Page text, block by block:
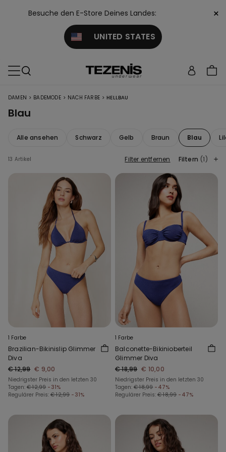
Besuche den E-Store Deines Landes:
UNITED STATES
×
DAMEN > BADEMODE > NACH FARBE > HELLBAU
Blau
Alle ansehen Schwarz Gelb Braun Blau
13 Artikel Filter entfernen Filtern (1)
1 Farbe
Brazilian-Bikinislip Glimmer
Diva
€ 12,99 € 9,00
Niedrigster Preis in den letzten 30
Tagen: € 12,99 -31%
Regulärer Preis: € 12,99 -31%
1 Farbe
Balconette-Bikinioberteil
Glimmer Diva
€ 18,99 € 10,00
Niedrigster Preis in den letzten 30
Tagen: € 18,99 -47%
Regulärer Preis: € 18,99 -47%